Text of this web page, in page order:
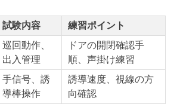
試験内容
練習ポイント
巡回動作、
出入管理
ドアの開閉確認手
順、声掛け練習
手信号、誘
導棒操作
誘導速度、視線の方
向確認